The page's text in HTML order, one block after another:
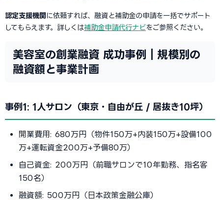
認定支援機関 に依頼すれば、融資と補助金の申請を一括でサポート
してもらえます。詳しくは補助金申請代行ナビをご参照ください。
美容室の創業融資 成功事例｜規模別の
融資額と事業計画
事例1: 1人サロン（東京・自由が丘 / 居抜き10坪）
開業費用: 680万円（物件150万+内装150万+設備100
万+運転資金200万+予備80万）
自己資金: 200万円（前職サロンで10年勤務、指名客
150名）
融資額: 500万円（日本政策金融公庫）